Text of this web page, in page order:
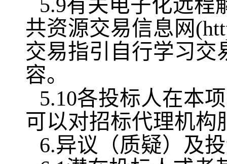
5.9有关电子化远程
共资源交易信息网
交易指引自行学习交
容。
5.10各投标人在本
可以对招标代理机构
6.异议（质疑）及